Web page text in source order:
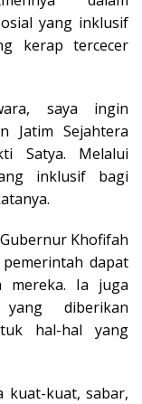
yang inklusif
kerap tercecer
saya ingin
Jatim Sejahtera
Satya. Melalui
inklusif bagi
Khofifah
dapat
mereka. Ia juga
diberikan
hal-hal yang
kuat-kuat, sabar,